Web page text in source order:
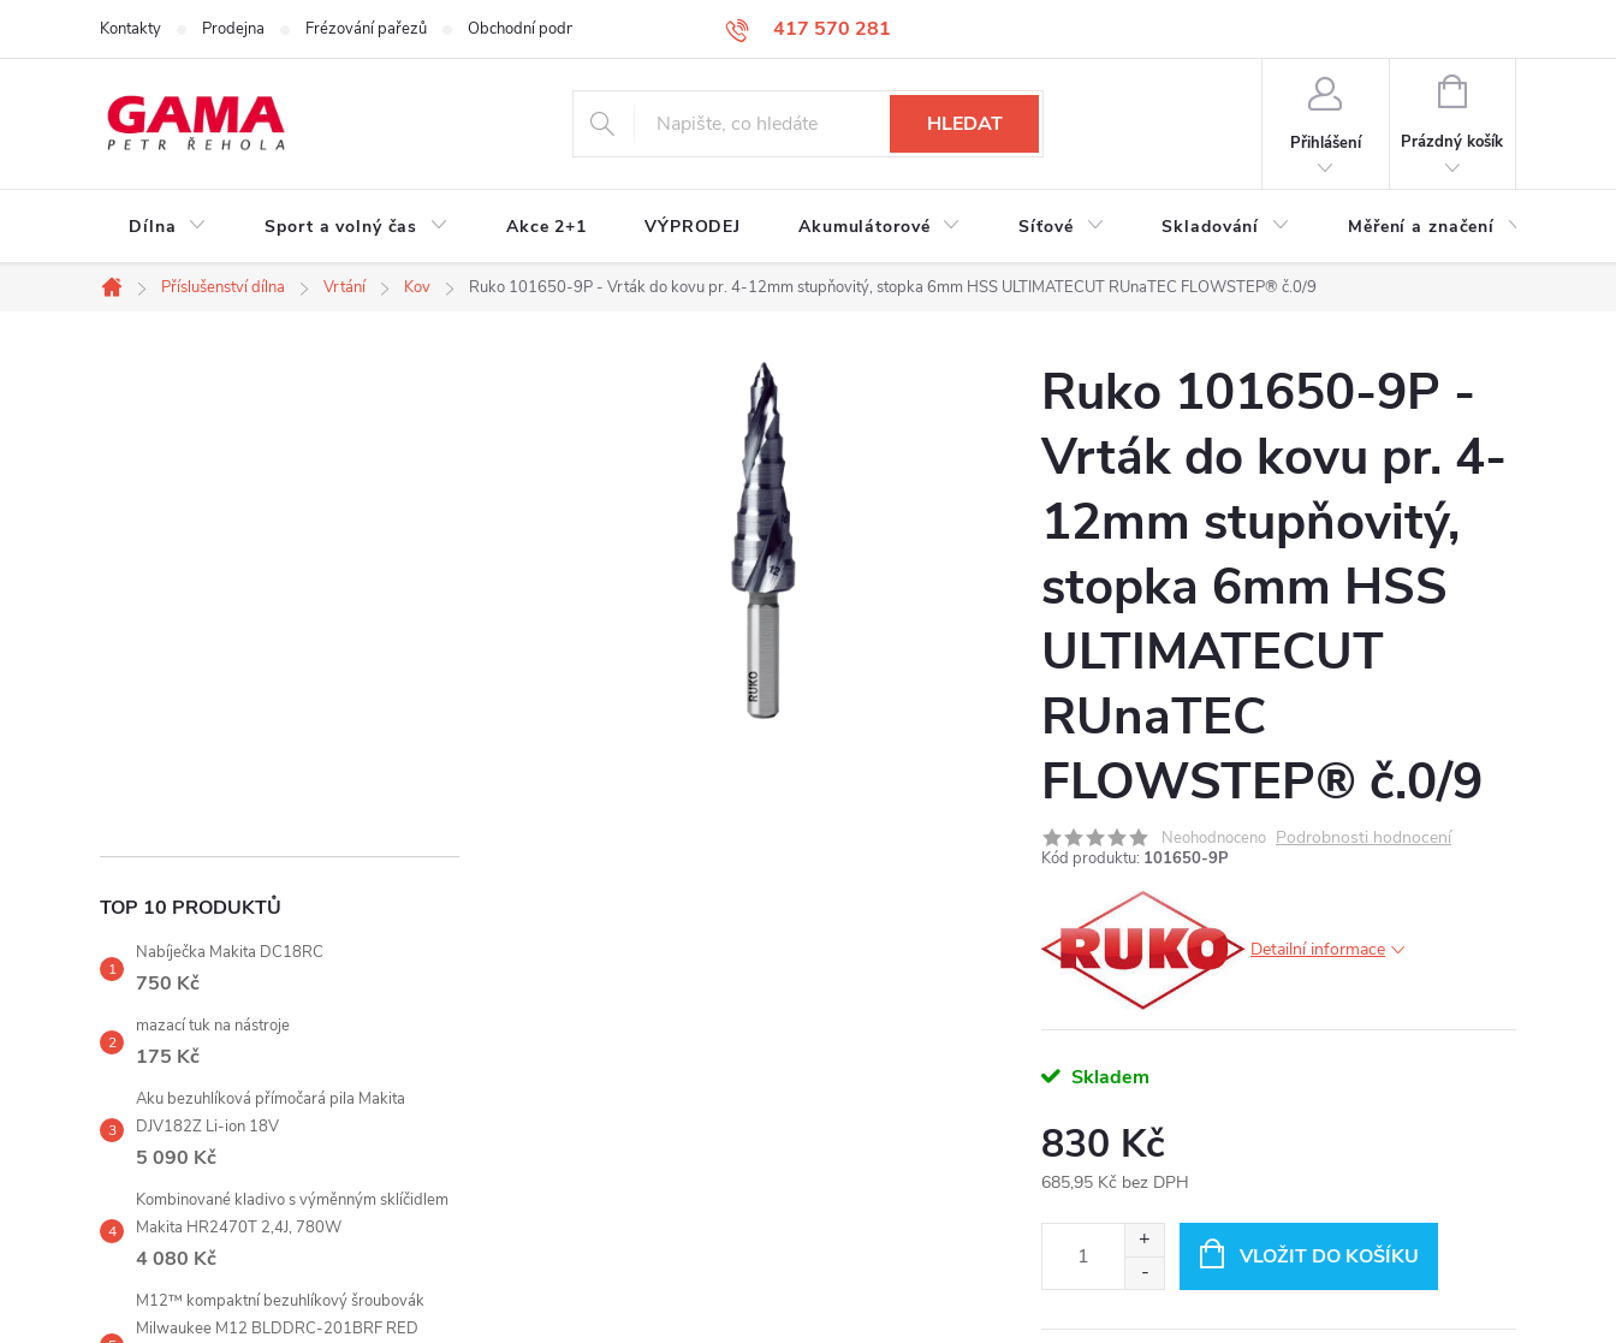
417 570 281
Kontakty Prodejna Frézování pařezů Obchodní podmínky Podmínky ochrany osobních údajů
HLEDAT
Přihlášení
NÁKUPNÍ
Prázdný košík
Dílna Sport a volný čas Akce 2+1 VÝPRODEJ Akumulátorové Síťové Skladování Měření a značení
Domů
Příslušenství dílna Vrtání Kov Ruko 101650-9P - Vrták do kovu pr. 4-12mm stupňovitý, stopka 6mm HSS ULTIMATECUT RUnaTEC FLOWSTEP® č.0/9
í
p
a
n
e
TOP 10 PRODUKTŮ
Nabíječka Makita DC18RC
750 Kč
mazací tuk na nástroje
175 Kč
Aku bezuhlíková přímočará pila Makita
DJV182Z Li-ion 18V
5 090 Kč
Kombinované kladivo s výměnným sklíčidlem
Makita HR2470T 2,4J, 780W
4 080 Kč
M12™ kompaktní bezuhlíkový šroubovák
Milwaukee M12 BLDDRC-201BRF RED
Ruko 101650-9P -
Vrták do kovu pr. 4-
12mm stupňovitý,
stopka 6mm HSS
ULTIMATECUT
RUnaTEC
FLOWSTEP® č.0/9
Neohodnoceno Podrobnosti hodnocení
Kód produktu: 101650-9P
Detailní informace
Skladem
830 Kč
685,95 Kč bez DPH
VLOŽIT DO KOŠÍKU